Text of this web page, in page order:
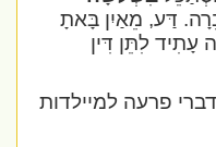
דַּע, מֵאַיִן בָּאתָ
לִתֵּן דִּין
פרעה למיילדות